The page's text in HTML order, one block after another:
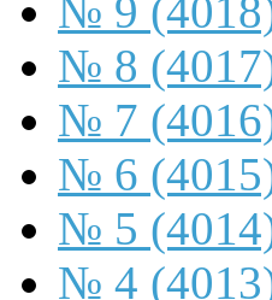
№ 9
№ 8 (4017)
№ 7 (4016)
№ 6
№ 5
№ 4